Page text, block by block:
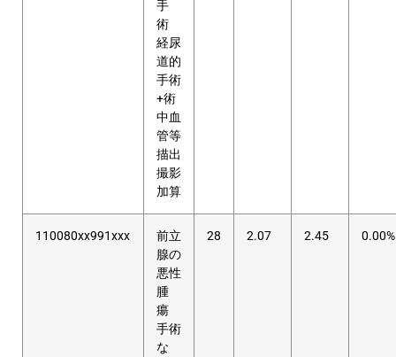
手
術
経尿
道的
手術
+術
中血
管等
描出
撮影
加算
110080xx991xxx
前立
腺の
悪性
腫
瘍
手術
な
28 2.07 2.45 0.00%